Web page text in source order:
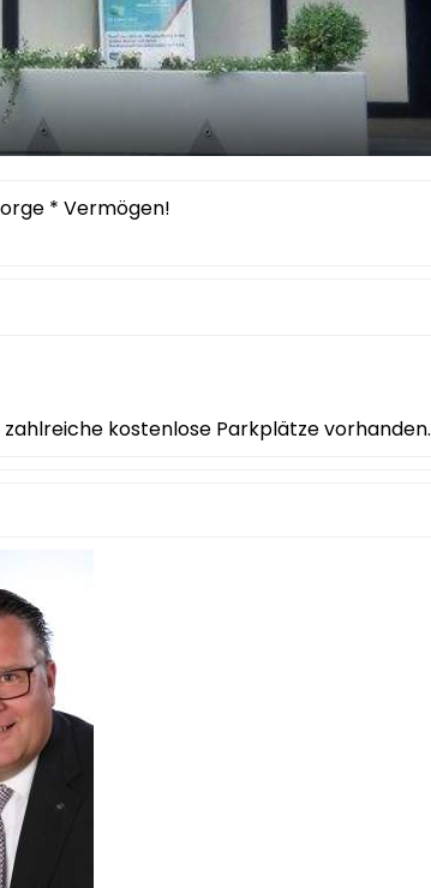
* Vermögen!
kostenlose Parkplätze vorhanden.